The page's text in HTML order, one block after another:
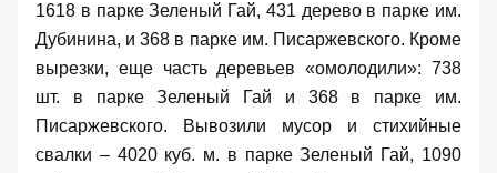
1618 в парке Зеленый Гай, 431 дерево в парке им.
Дубинина, и 368 в парке им. Писаржевского. Кроме
вырезки, еще часть деревьев «омолодили»: 738
шт. в парке Зеленый Гай и 368 в парке им.
Писаржевского. Вывозили мусор и стихийные
свалки – 4020 куб. м. в парке Зеленый Гай, 1090